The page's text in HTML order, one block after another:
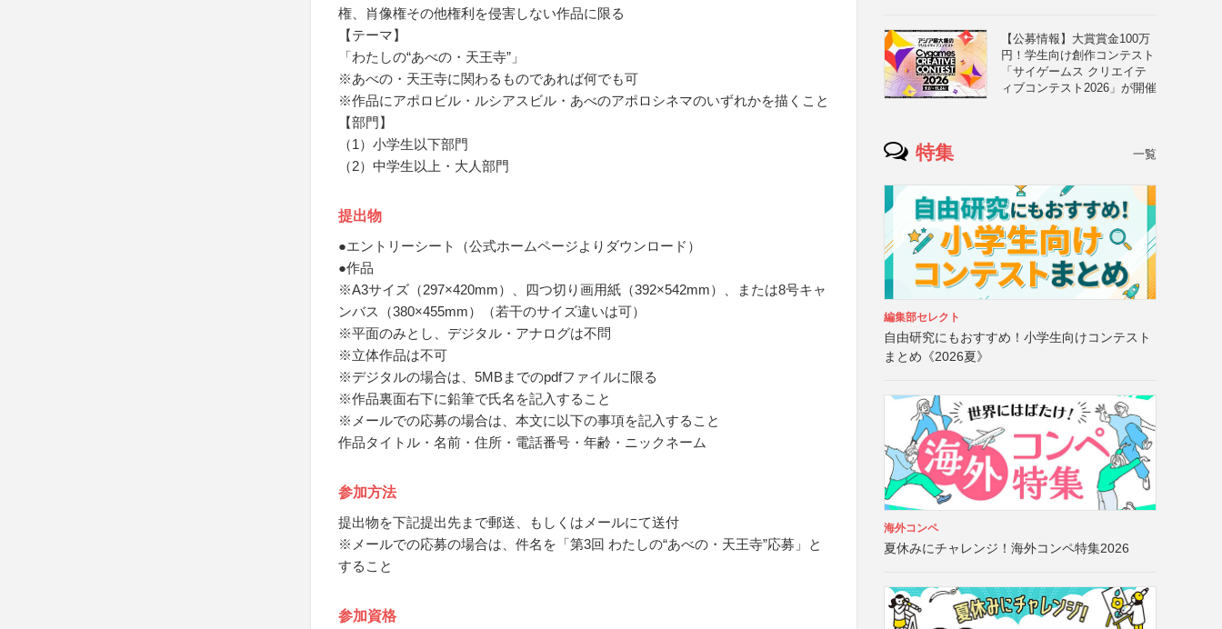
権、肖像権その他権利を侵害しない作品に限る
【テーマ】
「わたしの“あべの・天王寺”」
※あべの・天王寺に関わるものであれば何でも可
※作品にアポロビル・ルシアスビル・あべのアポロシネマのいずれかを描くこと
【部門】
（1）小学生以下部門
（2）中学生以上・大人部門
提出物
●エントリーシート（公式ホームページよりダウンロード）
●作品
※A3サイズ（297×420mm）、四つ切り画用紙（392×542mm）、または8号キャ
ンバス（380×455mm）（若干のサイズ違いは可）
※平面のみとし、デジタル・アナログは不問
※立体作品は不可
※デジタルの場合は、5MBまでのpdfファイルに限る
※作品裏面右下に鉛筆で氏名を記入すること
※メールでの応募の場合は、本文に以下の事項を記入すること
作品タイトル・名前・住所・電話番号・年齢・ニックネーム
参加方法
提出物を下記提出先まで郵送、もしくはメールにて送付
※メールでの応募の場合は、件名を「第3回 わたしの“あべの・天王寺”応募」と
すること
参加資格
【公募情報】大賞賞金100万
円！学生向け創作コンテスト
「サイゲームス クリエイテ
ィブコンテスト2026」が開催
特集 一覧
編集部セレクト
自由研究にもおすすめ！小学生向けコンテスト
まとめ《2026夏》
海外コンペ
夏休みにチャレンジ！海外コンペ特集2026